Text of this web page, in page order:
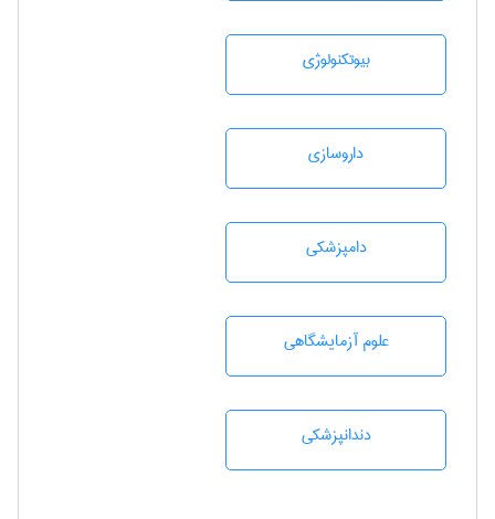
بيوتكنولوژی
داروسازی
دامپزشكی
علوم آزمايشگاهی
دندانپزشكی